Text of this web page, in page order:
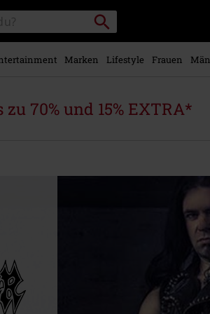
Packstation
suchen
Marken Lifestyle Frauen
zu 70% und 15% EXTRA*